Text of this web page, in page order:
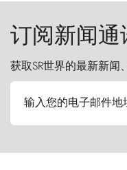
订阅新闻通
获取SR世界的最新新闻
输入您的电子邮件地